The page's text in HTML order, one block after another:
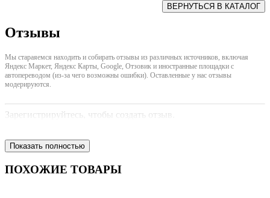
Отзывы
Мы стараяемся находить и собирать отзывы из различных источников, включая
Яндекс Маркет, Яндекс Карты, Google, Отзовик и иностранные площадки с
автопереводом (из-за чего возможны ошибки). Оставленные у нас отзывы
модерируются.
Зарегистрируйтесь, чтобы создать отзыв.
Показать полностью
ПОХОЖИЕ ТОВАРЫ